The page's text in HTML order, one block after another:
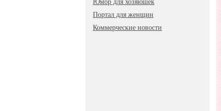
Юмор для хозяюшек
Портал для женщин
Коммерческие новости